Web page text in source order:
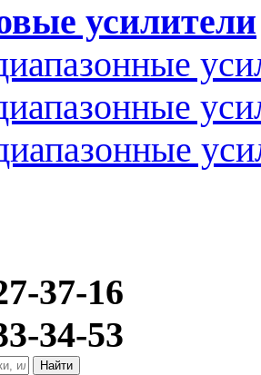
усилители
37-16
34-53